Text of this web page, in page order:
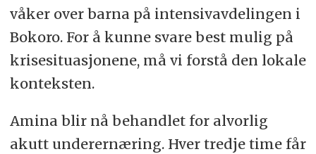
våker over barna på intensivavdelingen i
Bokoro. For å kunne svare best mulig på
krisesituasjonene, må vi forstå den lokale
konteksten.
Amina blir nå behandlet for alvorlig
akutt underernæring. Hver tredje time får